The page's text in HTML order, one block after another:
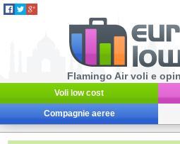
Flamingo Air voli e
Voli low cost
Compagnie aeree